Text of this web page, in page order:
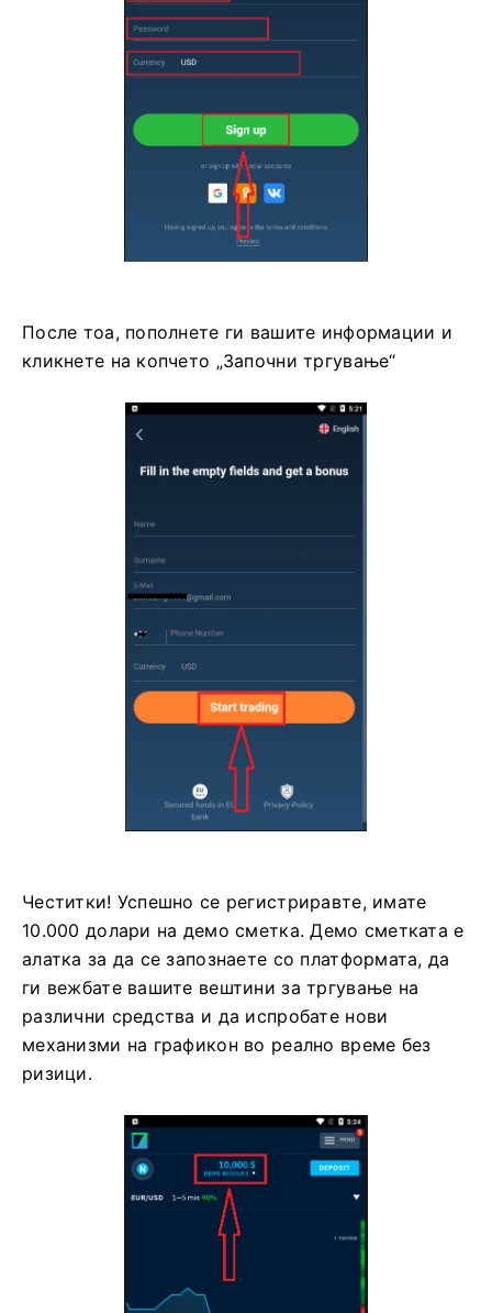
После тоа, пополнете ги вашите информации и
кликнете на копчето „Започни тргување“
Честитки! Успешно се регистриравте, имате
10.000 долари на демо сметка. Демо сметката е
алатка за да се запознаете со платформата, да
ги вежбате вашите вештини за тргување на
различни средства и да испробате нови
механизми на графикон во реално време без
ризици.